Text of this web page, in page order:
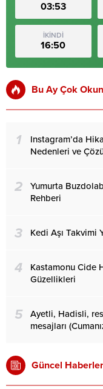
03:53
İKİNDİ
16:50
Bu Ay Çok
1
Instagram’da
Nedenleri ve
2
Yumurta
Rehberi
3 Kedi Aşı Takvimi
4
Kastamonu Cide
Güzellikleri
5
Ayetli, Hadisli,
mesajları
Güncel Haberler